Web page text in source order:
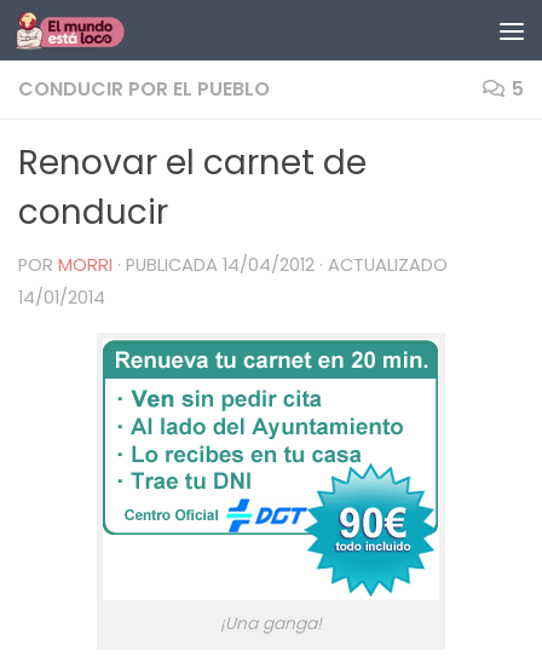
Saltar al contenido
CONDUCIR POR EL PUEBLO 5
Renovar el carnet de
conducir
POR MORRI · PUBLICADA 14/04/2012 · ACTUALIZADO
14/01/2014
¡Una ganga!